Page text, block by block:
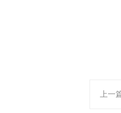
上一